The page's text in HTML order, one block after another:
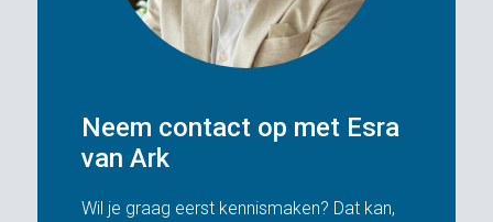
Neem contact op met Esra
van Ark
Wil je graag eerst kennismaken? Dat kan,